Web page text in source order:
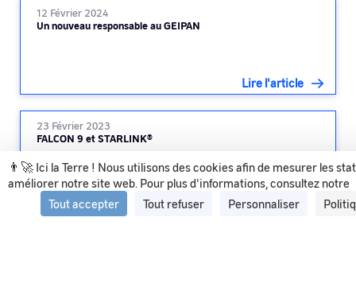
👨‍🚀 Ici la Terre ! Nous utilisons des cookies afin de mesurer les
améliorer notre site web. Pour plus d'informations, consultez notre
Tout accepter
Tout refuser Personnaliser
12 Février 2024
Un nouveau responsable au GEIPAN
Lire l'article
23 Février 2023
FALCON 9 et STARLINK®
Lire l'article